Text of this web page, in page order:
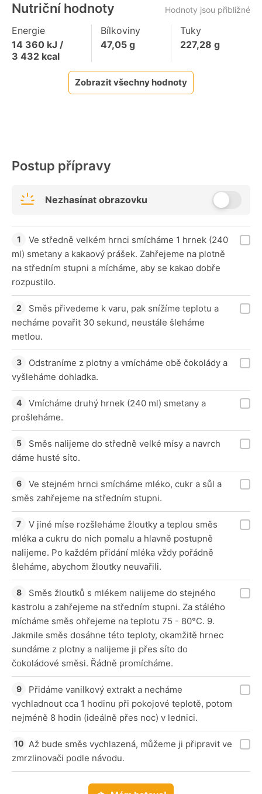
Nutriční hodnoty Hodnoty jsou přibližné
Energie
14 360 kJ /
3 432 kcal
Bílkoviny
47,05g
Tuky
227,28 g
Zobrazit všechny hodnoty
Postup přípravy
Nezhasínat obrazovku
Ve středně velkém hrnci smícháme 1 hrnek (240
ml) smetany a kakaový prášek. Zahřejeme na plotně
na středním stupni a mícháme, aby se kakao dobře
rozpustilo.
Směs přivedeme k varu, pak snížíme teplotu a
necháme povařit 30 sekund, neustále šleháme
metlou.
Odstraníme z plotny a vmícháme obě čokolády a
vyšleháme dohladka.
Vmícháme druhý hrnek (240 ml) smetany a
prošleháme.
Směs nalijeme do středně velké mísy a navrch
dáme husté síto.
Ve stejném hrnci smícháme mléko, cukr a sůl a
směs zahřejeme na středním stupni.
V jiné míse rozšleháme žloutky a teplou směs
mléka a cukru do nich pomalu a hlavně postupně
nalijeme. Po každém přidání mléka vždy pořádně
šleháme, abychom žloutky neuvařili.
Směs žloutků s mlékem nalijeme do stejného
kastrolu a zahřejeme na středním stupni. Za stálého
mícháme směs ohřejeme na teplotu 75 - 80°C. 9.
Jakmile směs dosáhne této teploty, okamžitě hrnec
sundáme z plotny a nalijeme ji přes síto do
čokoládové směsi. Řádně promícháme.
Přidáme vanilkový extrakt a necháme
vychladnout cca 1 hodinu při pokojové teplotě, potom
nejméně 8 hodin (ideálně přes noc) v lednici.
Až bude směs vychlazená, můžeme ji připravit ve
zmrzlinovači podle návodu.